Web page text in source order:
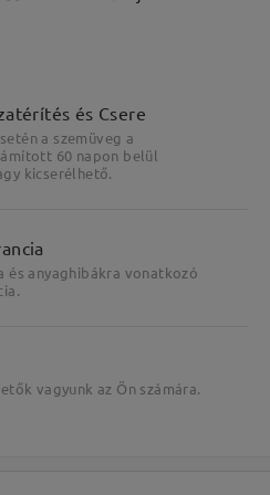
kiemelése
és Csere
a szemüveg a
60 napon belül
kicserélhető.
és anyaghibákra vonatkozó
vagyunk az Ön számára.